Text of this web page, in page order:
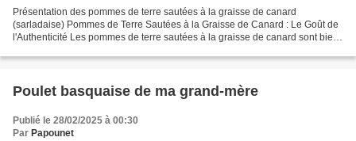
Présentation des pommes de terre sautées à la graisse de canard
(sarladaise) Pommes de Terre Sautées à la Graisse de Canard : Le Goût de
l'Authenticité Les pommes de terre sautées à la graisse de canard sont bien
Poulet basquaise de ma grand-mère
Publié le 28/02/2025 à 00:30
Par Papounet